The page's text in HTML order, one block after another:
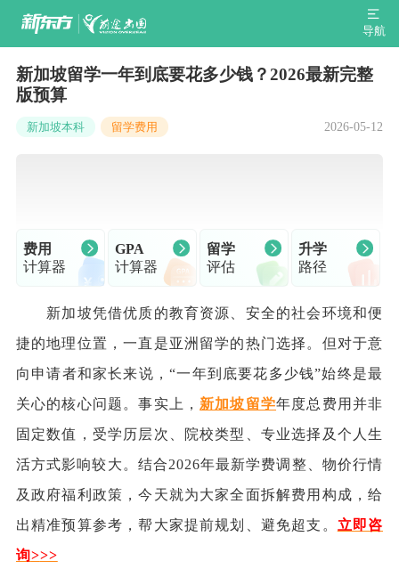
导航
新加坡留学一年到底要花多少钱？2026最新完整
版预算
新加坡本科 留学费用 2026-05-12
费用
计算器
GPA
计算器
留学
评估
升学
路径
新加坡凭借优质的教育资源、安全的社会环境和便
捷的地理位置，一直是亚洲留学的热门选择。但对于意
向申请者和家长来说，“一年到底要花多少钱”始终是最
关心的核心问题。事实上， 新加坡留学年度总费用并非
固定数值，受学历层次、院校类型、专业选择及个人生
活方式影响较大。结合2026年最新学费调整、物价行情
及政府福利政策，今天就为大家全面拆解费用构成，给
出精准预算参考，帮大家提前规划、避免超支。 立即咨
询>>>